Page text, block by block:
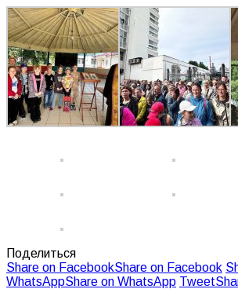
Поделиться
Share on FacebookShare on Facebook
WhatsAppShare on WhatsApp Tweet